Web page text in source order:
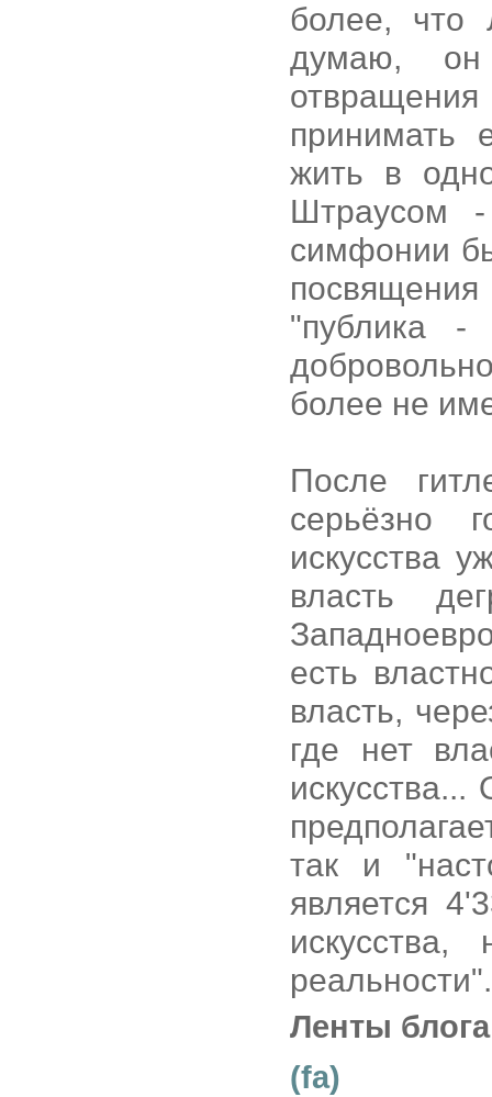
более, что
думаю, он
принимать
жить в
Штраусом -
симфонии
"публика
более не
После
серьёзно
искусства
власть
есть
власть,
где нет
так и
является
реальности".
Ленты
(fa)